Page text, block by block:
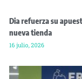
Dia refuerza su
nueva tienda
16 julio, 2026